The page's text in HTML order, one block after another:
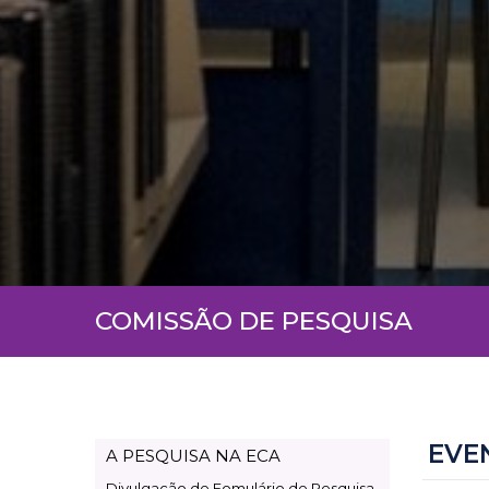
COMISSÃO DE PESQUISA
Page
A PESQUISA NA ECA